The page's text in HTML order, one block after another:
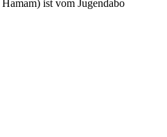
ist vom Jugendabo